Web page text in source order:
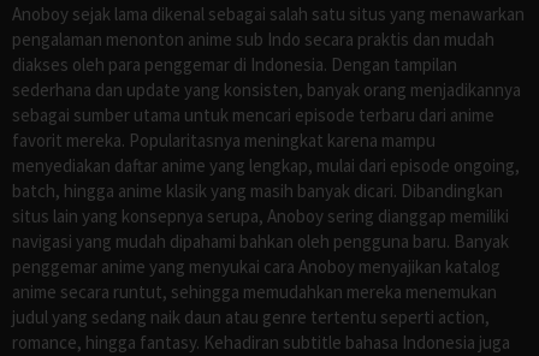
Anoboy sejak lama dikenal sebagai salah satu situs yang menawarkan
pengalaman menonton anime sub Indo secara praktis dan mudah
diakses oleh para penggemar di Indonesia. Dengan tampilan
sederhana dan update yang konsisten, banyak orang menjadikannya
sebagai sumber utama untuk mencari episode terbaru dari anime
favorit mereka. Popularitasnya meningkat karena mampu
menyediakan daftar anime yang lengkap, mulai dari episode ongoing,
batch, hingga anime klasik yang masih banyak dicari. Dibandingkan
situs lain yang konsepnya serupa, Anoboy sering dianggap memiliki
navigasi yang mudah dipahami bahkan oleh pengguna baru. Banyak
penggemar anime yang menyukai cara Anoboy menyajikan katalog
anime secara runtut, sehingga memudahkan mereka menemukan
judul yang sedang naik daun atau genre tertentu seperti action,
romance, hingga fantasy. Kehadiran subtitle bahasa Indonesia juga